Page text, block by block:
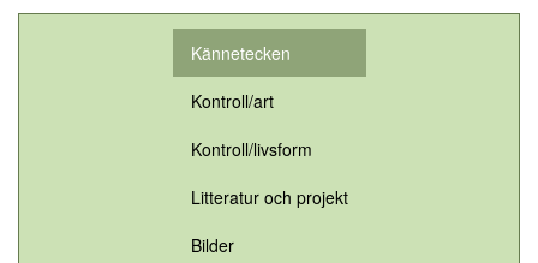
Kännetecken
Kontroll/art
Kontroll/livsform
Litteratur och projekt
Bilder